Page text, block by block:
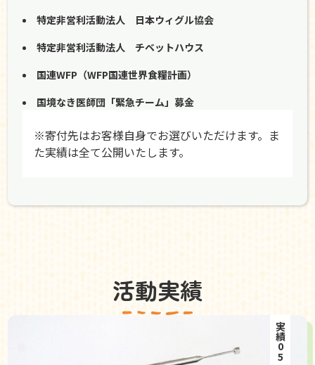
特定非営利活動法人 日本ウィグル協会
特定非営利活動法人 チベットハウス
国連WFP（WFP国連世界食糧計画）
国境なき医師団「緊急チーム」募金
※寄付先はお客様自身でお選びいただけます。ま
た実績は全て公開いたします。
活動実績
実績05